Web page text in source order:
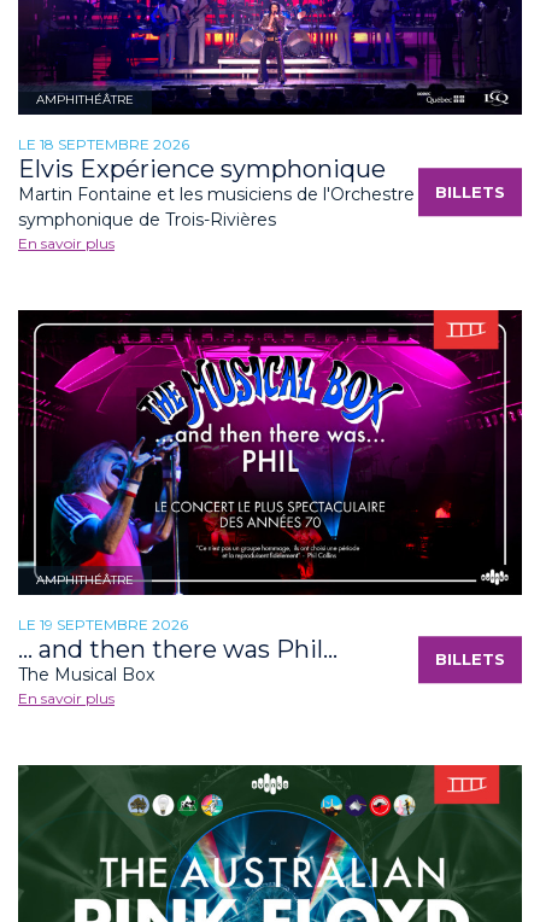
AMPHITHÉÂTRE
LE 18 SEPTEMBRE 2026
Elvis Expérience symphonique
Martin Fontaine et les musiciens de l'Orchestre
symphonique de Trois-Rivières
En savoir plus
BILLETS
AMPHITHÉÂTRE
LE 19 SEPTEMBRE 2026
... and then there was Phil...
The Musical Box
En savoir plus
BILLETS